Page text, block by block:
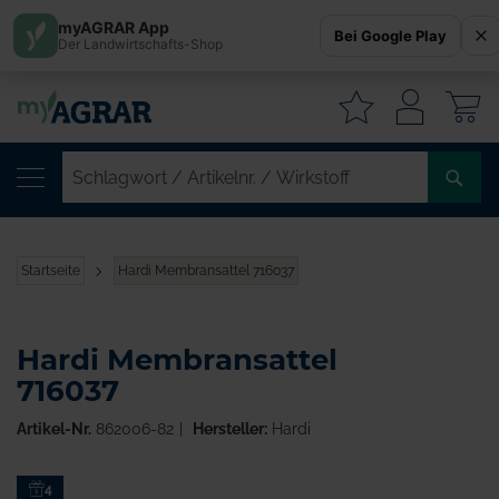
Startseite Hardi Membransattel 716037
Zum4
Hardi Membransattel
716037
Artikel-Nr. 862006-82 Hersteller:Hardi
myAGRAR App
Der Landwirtschafts-Shop Bei Google Play